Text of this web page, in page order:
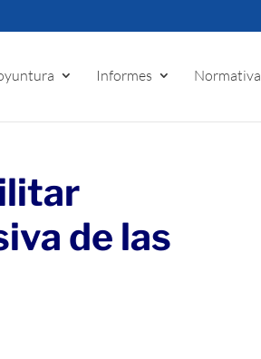
Informes Normativa
de las